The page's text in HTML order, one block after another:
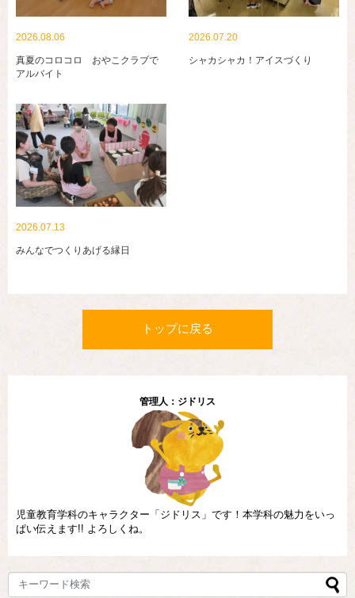
2026.08.06
真夏のコロコロ おやこクラブで
アルバイト
2026.07.20
シャカシャカ！アイスづくり
2026.07.13
みんなでつくりあげる縁日
トップに戻る
管理人：ジドリス
児童教育学科のキャラクター「ジドリス」です！本学科の魅力をいっ
ぱい伝えます!! よろしくね。